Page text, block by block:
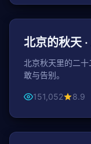
青春
北京的秋天
北京秋天里的二
敢与告别。
151,052 8.9